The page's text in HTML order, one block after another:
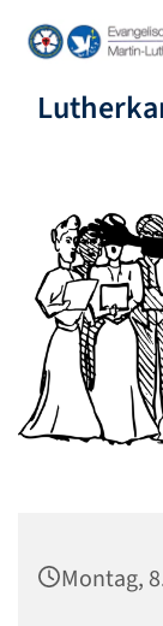
Montag,